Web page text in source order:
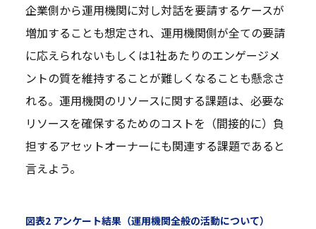
企業側から運用機関に対し対話を要請するケースが
増加することも想定され、運用機関側が全ての要請
に応えられないもしくは1社あたりのエンゲージメ
ントの質を維持することが難しくなることも懸念さ
れる。運用機関のリソースに関する課題は、必要な
リソースを確保するためのコストを（間接的に）負
担するアセットオーナーにも関連する課題であると
言えよう。
図表2 アンケート結果（運用機関全般の活動について）